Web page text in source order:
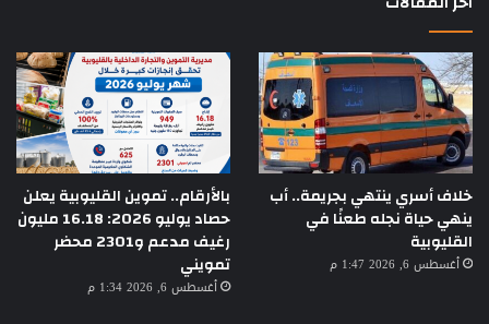
خلاف أسري ينتهي بجريمة.. أب
ينهي حياة نجله طعنًا في
القليوبية
أغسطس 6, 2026 1:47 م
بالأرقام.. تموين القليوبية يعلن
حصاد يوليو 2026: 16.18 مليون
رغيف مدعم و2301 محضر
تمويني
أغسطس 6, 2026 1:34 م